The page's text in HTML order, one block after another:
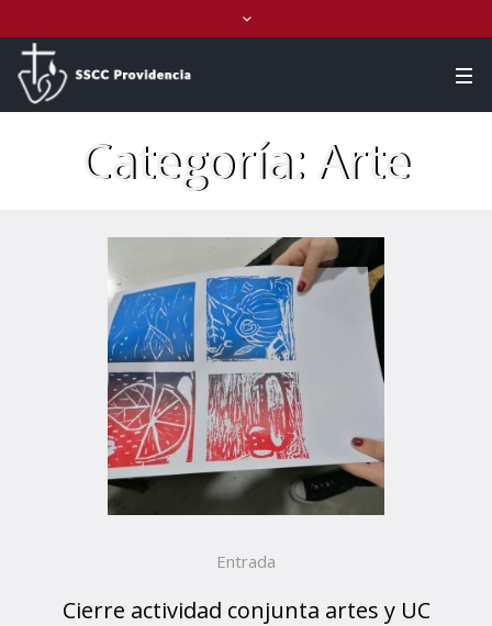
Categoría: Arte
Entrada
Cierre actividad conjunta artes y UC